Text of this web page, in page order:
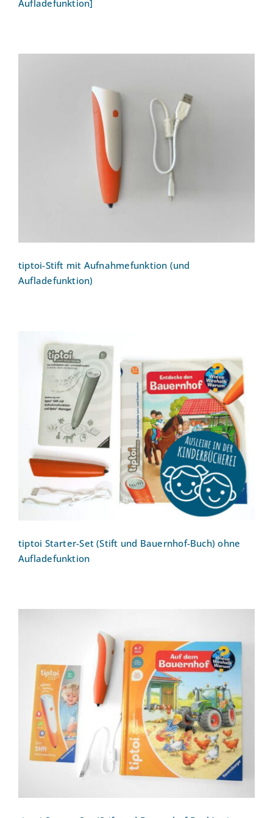
Aufladefunktion]
tiptoi-Stift mit Aufnahmefunktion (und
Aufladefunktion)
tiptoi-Stift mit Aufnahmefunktion (und
Aufladefunktion)
tiptoi Starter-Set (Stift und Bauernhof-
Buch) ohne Aufladefunktion
tiptoi Starter-Set (Stift und Bauernhof-Buch) ohne
Aufladefunktion
tiptoi Starter-Set (Stift und Bauernhof-
Buch) mit Aufladefunktion